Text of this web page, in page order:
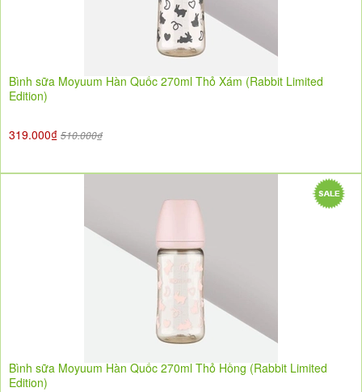
Bình sữa Moyuum Hàn Quốc 270ml Thỏ Xám (Rabbit Limited
Edition)
319.000₫ 510.000₫
Bình sữa Moyuum Hàn Quốc 270ml Thỏ Hồng (Rabbit Limited
Edition)